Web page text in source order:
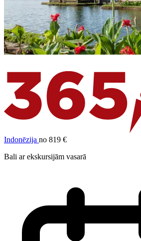
Indonēzija no 819 €
Bali ar ekskursijām vasarā